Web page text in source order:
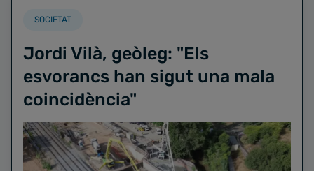
SOCIETAT
Jordi Vilà, geòleg: "Els
esvorancs han sigut una mala
coincidència"